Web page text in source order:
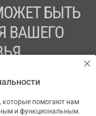
БЫТЬ
ВАШЕГО
С ВРАЧОМ
43631965.
которые помогают нам
и функциональным.
✕